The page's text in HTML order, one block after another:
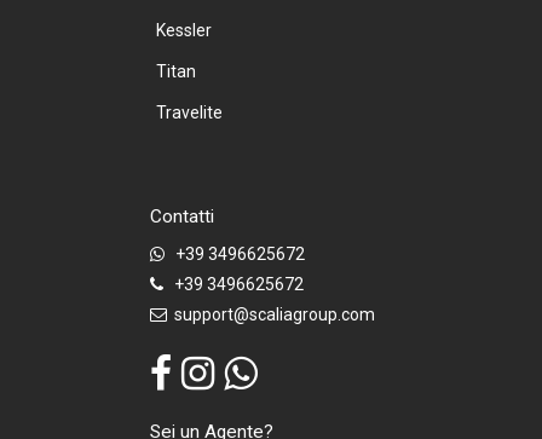
Kessler
Titan
Travelite
Contatti
+39 3496625672
+39 3496625672
support@scaliagroup.com
Sei un Agente?